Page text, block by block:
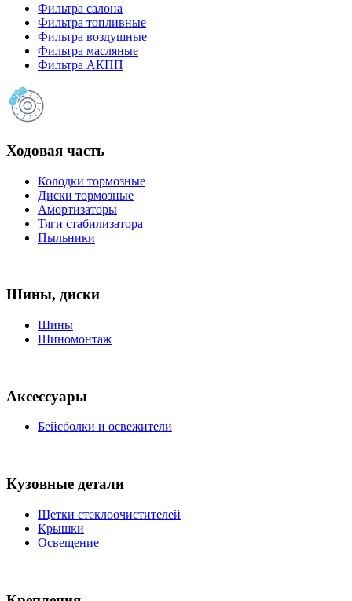
Фильтра салона
Фильтра топливные
Фильтра воздушные
Фильтра масляные
Фильтра АКПП
Ходовая часть
Колодки тормозные
Диски тормозные
Амортизаторы
Тяги стабилизатора
Пыльники
Шины, диски
Шины
Шиномонтаж
Аксессуары
Бейсболки и освежители
Кузовные детали
Щетки стеклоочистителей
Крышки
Освещение